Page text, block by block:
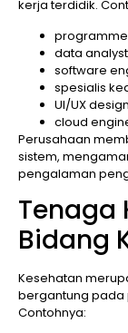
kerja terdidik.
data
software
spesialis
UI/UX
cloud
Perusahaan
sistem,
pengalaman
Tenaga
Bidang
Kesehatan
bergantung pada
Contohnya: